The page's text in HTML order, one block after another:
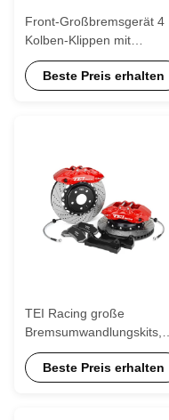
Front-Großbremsgerät 4
Kolben-Klippen mit
355x28mm Rotor BBK
Automatikbremssystem für
Beste Preis erhalten
TEI Racing große
Bremsumwandlungskits,
Subaru 6 Kolben BBK
Bremskit
Beste Preis erhalten